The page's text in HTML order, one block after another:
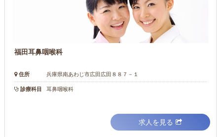
福田耳鼻咽喉科
住所 兵庫県南あわじ市広田広田８８７－１
診療科目 耳鼻咽喉科
求人を見る